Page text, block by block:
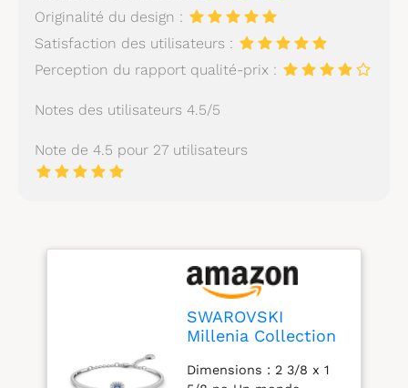
Originalité du design :
Satisfaction des utilisateurs :
Perception du rapport qualité-prix :
Notes des utilisateurs 4.5/5
Note de 4.5 pour 27 utilisateurs
SWAROVSKI
Millenia Collection
Boucles d'Oreilles
Dimensions : 2 3/8 x 1